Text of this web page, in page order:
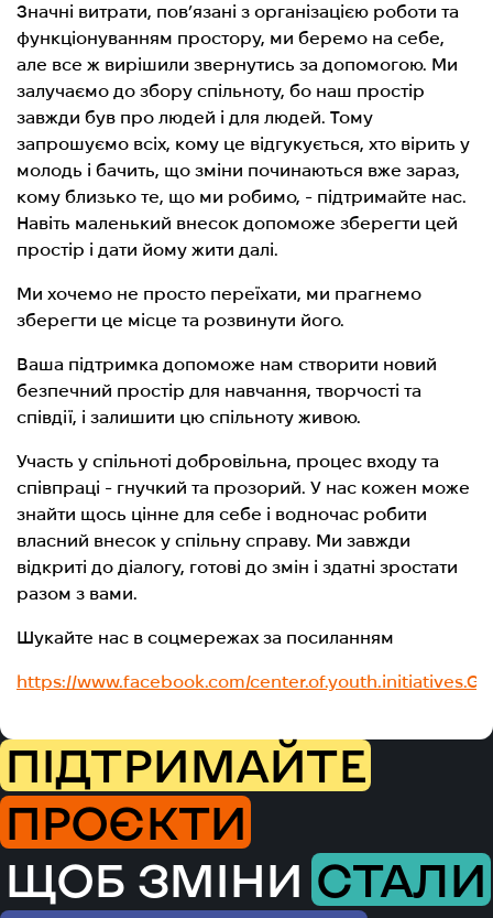
Значні витрати, пов’язані з організацією роботи та
функціонуванням простору, ми беремо на себе,
але все ж вирішили звернутись за допомогою. Ми
залучаємо до збору спільноту, бо наш простір
завжди був про людей і для людей. Тому
запрошуємо всіх, кому це відгукується, хто вірить у
молодь і бачить, що зміни починаються вже зараз,
кому близько те, що ми робимо, - підтримайте нас.
Навіть маленький внесок допоможе зберегти цей
простір і дати йому жити далі.
Ми хочемо не просто переїхати, ми прагнемо
зберегти це місце та розвинути його.
Ваша підтримка допоможе нам створити новий
безпечний простір для навчання, творчості та
співдії, і залишити цю спільноту живою.
Участь у спільноті добровільна, процес входу та
співпраці - гнучкий та прозорий. У нас кожен може
знайти щось цінне для себе і водночас робити
власний внесок у спільну справу. Ми завжди
відкриті до діалогу, готові до змін і здатні зростати
разом з вами.
Шукайте нас в соцмережах за посиланням
https://www.facebook.com/
ПІДТРИМАЙТЕ
ПРОЄКТИ
ЩОБ ЗМІНИ СТАЛИ